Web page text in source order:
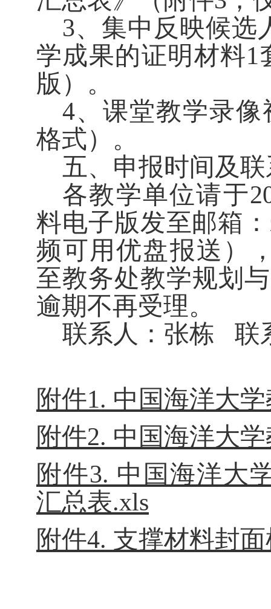
3、集中反映候选
学成果的证明材料1
版）。
4、课堂教学录像
格式）。
五、申报时间及
各教学单位请于
料电子版发至邮箱：
频可用优盘报送）
至教务处教学规划
逾期不再受理。
联系人：张栋
联
附件1. 中国海洋大
附件2. 中国海洋大
附件3. 中国海洋大
汇总表.xls
附件4. 支撑材料封